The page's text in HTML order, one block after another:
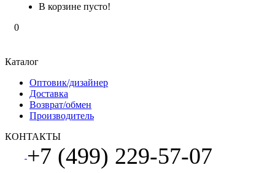
В корзине пусто!
0
Каталог
Оптовик/дизайнер
Доставка
Возврат/обмен
Производитель
КОНТАКТЫ
+7 (499) 229-57-07